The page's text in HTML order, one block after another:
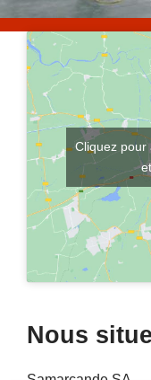
Cliquez pour
Nous